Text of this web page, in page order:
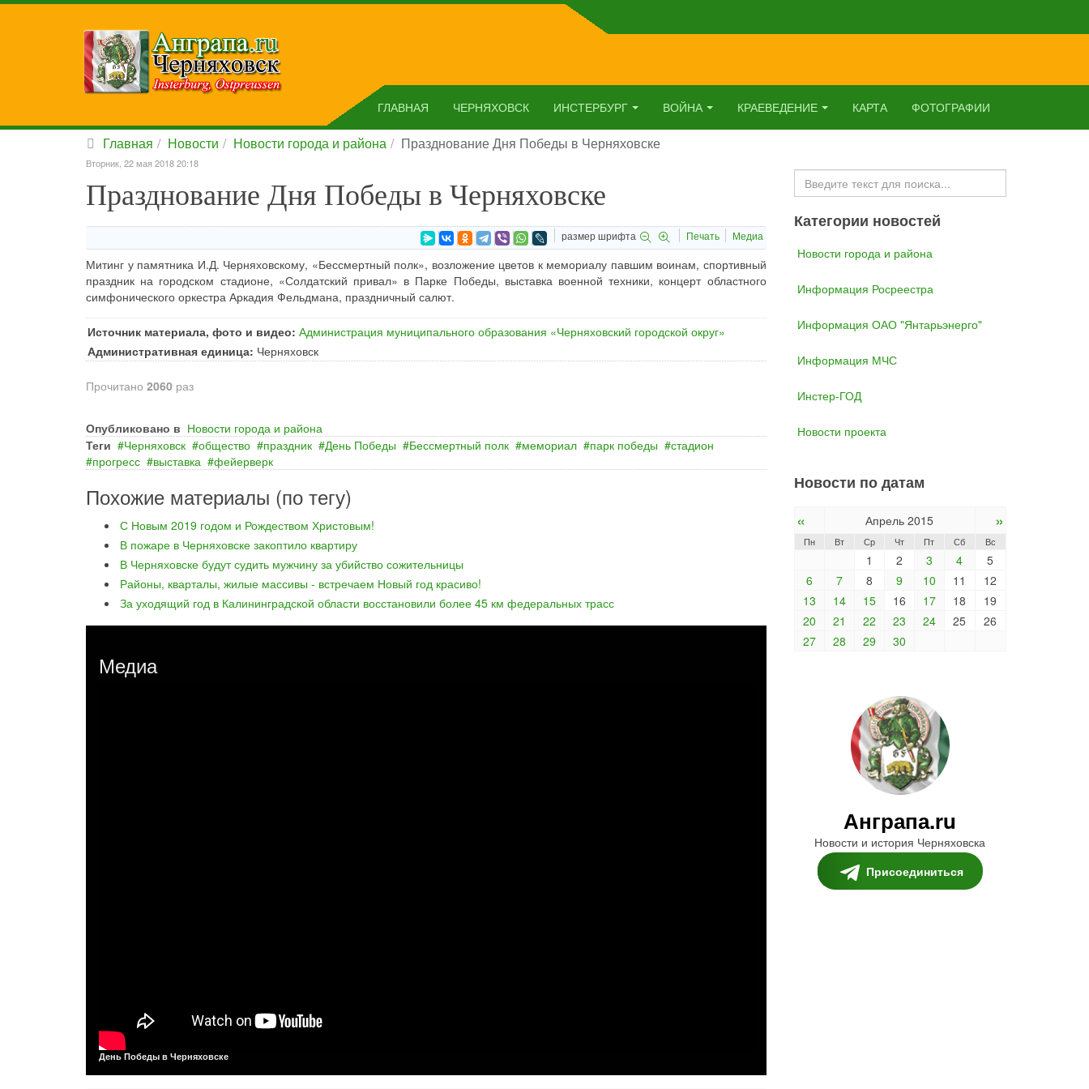
ГЛАВНАЯ ЧЕРНЯХОВСК ИНСТЕРБУРГ ВОЙНА КРАЕВЕДЕНИЕ КАРТА ФОТОГРАФИИ
Главная Новости Новости города и района Празднование Дня Победы в Черняховске
Вторник, 22 мая 2018 20:18
Празднование Дня Победы в Черняховске
размер шрифта Печать Медиа
Митинг у памятника И.Д. Черняховскому, «Бессмертный полк», возложение цветов к мемориалу павшим воинам, спортивный
праздник на городском стадионе, «Солдатский привал» в Парке Победы, выставка военной техники, концерт областного
симфонического оркестра Аркадия Фельдмана, праздничный салют.
Источник материала, фото и видео: Администрация муниципального образования «Черняховский городской округ»
Административная единица: Черняховск
Прочитано 2060 раз
Опубликовано в Новости города и района
Теги
Черняховск общество праздник День Победы Бессмертный полк мемориал парк победы
стадион
прогресс
выставка фейерверк
Похожие материалы (по тегу)
С Новым 2019 годом и Рождеством Христовым!
В пожаре в Черняховске закоптило квартиру
В Черняховске будут судить мужчину за убийство сожительницы
Районы, кварталы, жилые массивы - встречаем Новый год красиво!
За уходящий год в Калининградской области восстановили более 45 км федеральных трасс
Медиа
День Победы в Черняховске
Искать...
Категории новостей
Новости города и района
Информация Росреестра
Информация ОАО "Янтарьэнерго"
Информация МЧС
Инстер-ГОД
Новости проекта
Новости по датам
« Апрель 2015 »
Пн Вт Ср Чт Пт Сб Вс
1 2 3 4
5
6
7 8 9 10 11
12
13
14 15 16 17 18
19
20
21 22 23 24 25
26
27
28 29 30
Анграпа.ru
Новости и история Черняховска
Присоединиться